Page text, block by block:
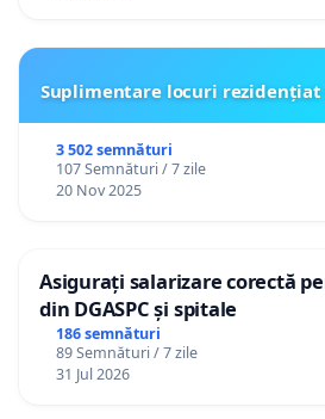
Suplimentare locuri
3 502 semnături
107 Semnături / 7 zile
20 Nov 2025
Asigurați salarizare corectă
din DGASPC și spitale
186 semnături
89 Semnături / 7 zile
31 Jul 2026